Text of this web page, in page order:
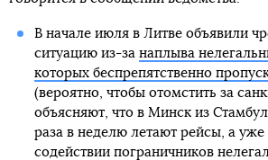
В начале июля в Литве объявили
ситуацию из-за наплыва
которых беспрепятственно
(вероятно, чтобы отомстить за
объясняют, что в Минск из
раза в неделю летают рейсы, а уже
содействии пограничников